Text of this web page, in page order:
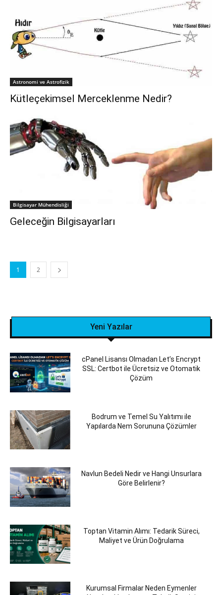
Astronomi ve Astrofizik
Kütleçekimsel Merceklenme Nedir?
Bilgisayar Mühendisliği
Geleceğin Bilgisayarları
1 2
Yeni Yazılar
cPanel Lisansı Olmadan Let’s Encrypt
SSL: Certbot ile Ücretsiz ve Otomatik
Çözüm
Bodrum ve Temel Su Yalıtımı ile
Yapılarda Nem Sorununa Çözümler
Navlun Bedeli Nedir ve Hangi Unsurlara
Göre Belirlenir?
Toptan Vitamin Alımı: Tedarik Süreci,
Maliyet ve Ürün Doğrulama
Kurumsal Firmalar Neden Eymenler